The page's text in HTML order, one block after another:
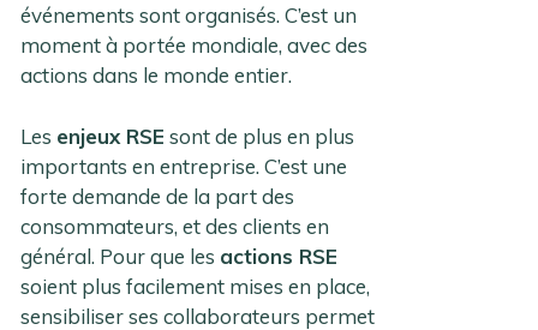
événements sont organisés. C’est un
moment à portée mondiale, avec des
actions dans le monde entier.
Les enjeux RSE sont de plus en plus
importants en entreprise. C’est une
forte demande de la part des
consommateurs, et des clients en
général. Pour que les actions RSE
soient plus facilement mises en place,
sensibiliser ses collaborateurs permet